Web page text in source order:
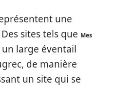
une
sites tels que Mes
large éventail
de manière
un site qui se